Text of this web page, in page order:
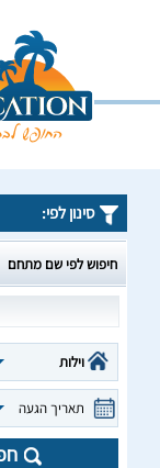
סינון לפי:
חיפוש לפי שם מתחם
וילות
תאריך הגעה